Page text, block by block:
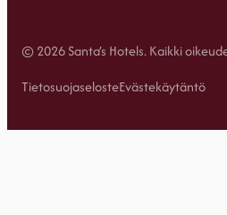
© 2026 Santa’s Hotels. Kaikki
TietosuojaselosteEvästekäytäntö